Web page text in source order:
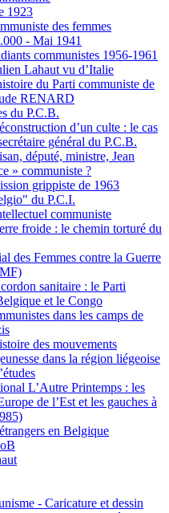
1923
des femmes
- Mai 1941
communistes 1956-1961
Lahaut vu d’Italie
du Parti communiste de
RENARD
du P.C.B.
d’un culte : le cas
général du P.C.B.
député, ministre, Jean
» communiste ?
grippiste de 1963
du P.C.I.
communiste
froide : le chemin torturé du
des Femmes contre la Guerre
sanitaire : le Parti
et le Congo
dans les camps de
des mouvements
dans la région liégeoise
L’Autre Printemps : les
de l’Est et les gauches à
en Belgique
- Caricature et dessin